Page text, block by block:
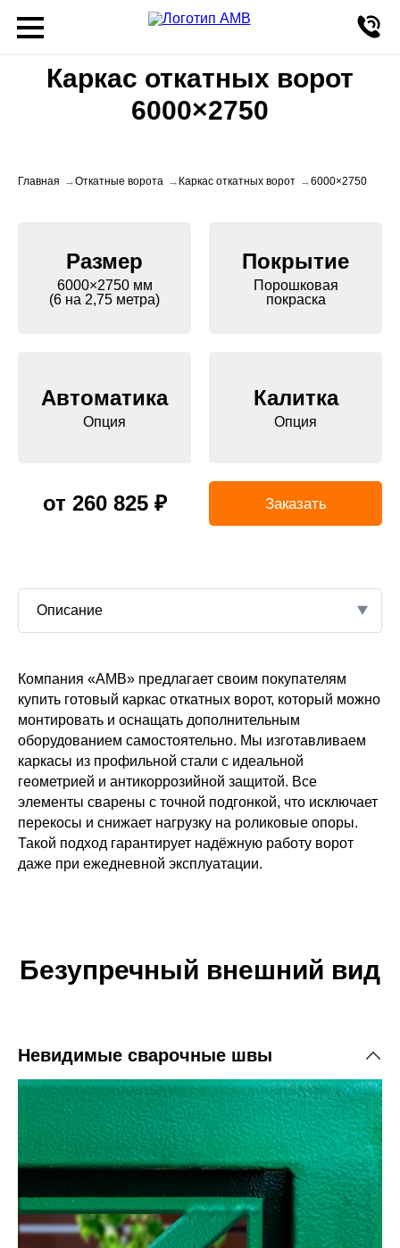
Каркас откатных ворот
6000×2750
Главная Откатные ворота Каркас откатных ворот 6000×2750
Размер
6000×2750 мм
(6 на 2,75 метра)
Покрытие
Порошковая
покраска
Автоматика
Опция
Калитка
Опция
от 260 825 ₽ Заказать
Описание
Компания «АМВ» предлагает своим покупателям
купить готовый каркас откатных ворот, который можно
монтировать и оснащать дополнительным
оборудованием самостоятельно. Мы изготавливаем
каркасы из профильной стали с идеальной
геометрией и антикоррозийной защитой. Все
элементы сварены с точной подгонкой, что исключает
перекосы и снижает нагрузку на роликовые опоры.
Такой подход гарантирует надёжную работу ворот
даже при ежедневной эксплуатации.
Безупречный внешний вид
Невидимые сварочные швы
вес будущей
плоскости с
— из каких
и ребра
автоматизацию
крепления
последующая
сократить
выполнения
со своей
удобный
любого
стальные
не
ребер